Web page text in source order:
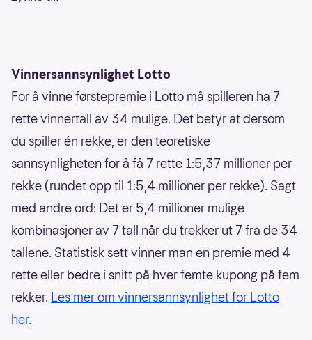
Vinnersannsynlighet Lotto
For å vinne førstepremie i Lotto må spilleren ha 7
rette vinnertall av 34 mulige. Det betyr at dersom
du spiller én rekke, er den teoretiske
sannsynligheten for å få 7 rette 1:5,37 millioner per
rekke (rundet opp til 1:5,4 millioner per rekke). Sagt
med andre ord: Det er 5,4 millioner mulige
kombinasjoner av 7 tall når du trekker ut 7 fra de 34
tallene. Statistisk sett vinner man en premie med 4
rette eller bedre i snitt på hver femte kupong på fem
rekker. Les mer om vinnersannsynlighet for Lotto
her.